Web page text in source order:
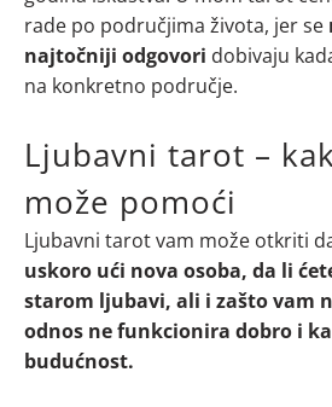
rade po područjima života, jer se
najtočniji odgovori dobivaju
na konkretno područje.
Ljubavni tarot –
može pomoći
Ljubavni tarot vam može otkriti
uskoro ući nova osoba, da li
starom ljubavi, ali i zašto vam
odnos ne funkcionira dobro i
budućnost.